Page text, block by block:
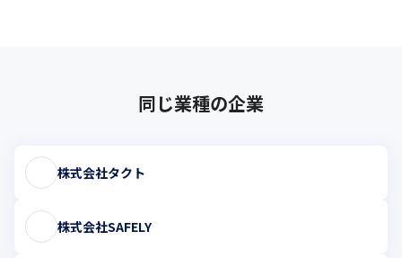
同じ業種の企業
株式会社タクト
株式会社SAFELY